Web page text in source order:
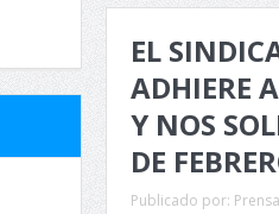
EL
ADHIERE
Y NOS
DE
Publicado por: